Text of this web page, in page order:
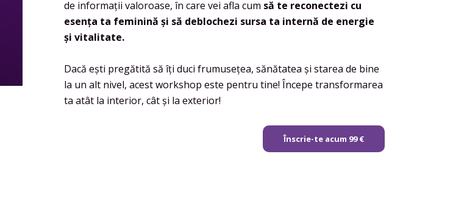
de informații valoroase, în care vei afla cum să te reconectezi cu
esența ta feminină și să deblochezi sursa ta internă de energie
și vitalitate.
Dacă ești pregătită să îți duci frumusețea, sănătatea și starea de bine
la un alt nivel, acest workshop este pentru tine! Începe transformarea
ta atât la interior, cât și la exterior!
Înscrie-te acum 99 €